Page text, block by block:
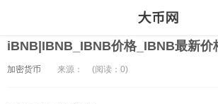
iBNB|IBNB_IBNB价格_IBNB最新价
加密货币 来源： (阅读：0)